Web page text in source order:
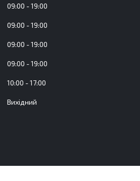
09:00 19:00
09:00 19:00
09:00 19:00
09:00 19:00
10:00 17:00
Вихідний